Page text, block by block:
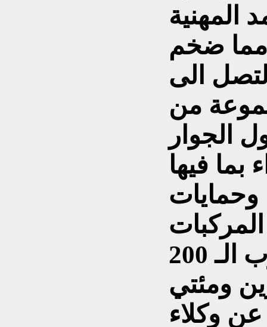
المهنية
مما ضخم
لتصل الى
من
بما فيها
الخاصة تستنزف ما يقارب الـ 200
ومئتي
وكلاء